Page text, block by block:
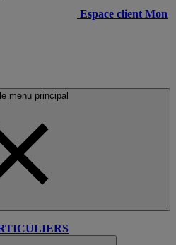
Espace client Mon
menu principal